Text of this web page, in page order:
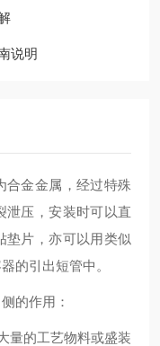
说明
合金金属，经过特殊
泄压，安装时可以直
垫片，亦可以用类似
的引出短管中。
的作用：
量的工艺物料或盛装